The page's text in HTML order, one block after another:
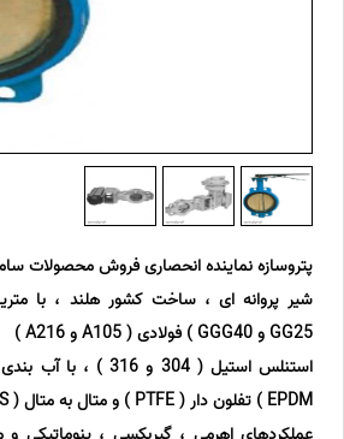
پتروسازه نماینده انحصاری فروش محصولات
شیر پروانه ای ، ساخت کشور هلند ، با
GG25 و GGG40 ) فولادی ( A105 و A216 )
استنلس استیل ( 304 و 316
EPDM ) تفلون دار ( PTFE ) و متال به متال ( SS ) ، با